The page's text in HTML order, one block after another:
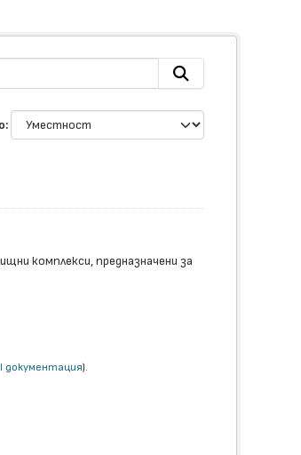
комплекси, предназначени за
документация).